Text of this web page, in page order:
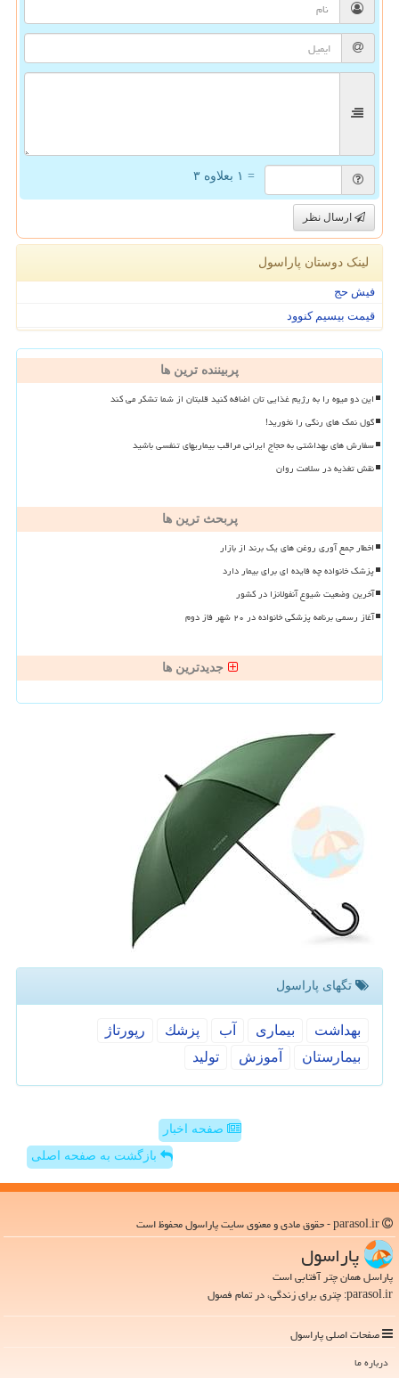
= ۱ بعلاوه ۳
ارسال نظر
لینک دوستان پاراسول
فیش حج
قیمت بیسیم کنوود
پربیننده ترین ها
این دو میوه را به رژیم غذایی تان اضافه کنید قلبتان از شما تشکر می کند
گول نمک های رنگی را نخورید!
سفارش های بهداشتی به حجاج ایرانی مراقب بیماریهای تنفسی باشید
نقش تغذیه در سلامت روان
پربحث ترین ها
اخطار جمع آوری روغن های یک برند از بازار
پزشک خانواده چه فایده ای برای بیمار دارد
آخرین وضعیت شیوع آنفولانزا در کشور
آغاز رسمی برنامه پزشکی خانواده در ۲۰ شهر فاز دوم
جدیدترین ها
تگهای پاراسول
بهداشت بیماری آب پزشك
رپورتاژ
بیمارستان
آموزش تولید
صفحه اخبار
بازگشت به صفحه اصلی
پاراسول
پاراسل همان چتر آفتابی است
parasol.ir: چتری برای زندگی، در تمام فصول
صفحات اصلی پاراسول
درباره ما